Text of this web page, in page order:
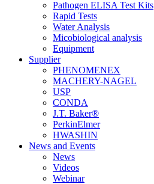
Pathogen ELISA Test Kits
Rapid Tests
Water Analysis
Micobiological analysis
Equipment
Supplier
PHENOMENEX
MACHERY-NAGEL
USP
CONDA
J.T. Baker®
PerkinElmer
HWASHIN
News and Events
News
Videos
Webinar